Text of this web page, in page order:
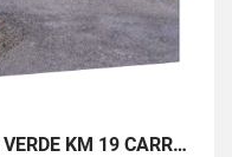
TERRENO EN VENTA RANCHO VERDE KM 19 CARRETERA A OLMECA